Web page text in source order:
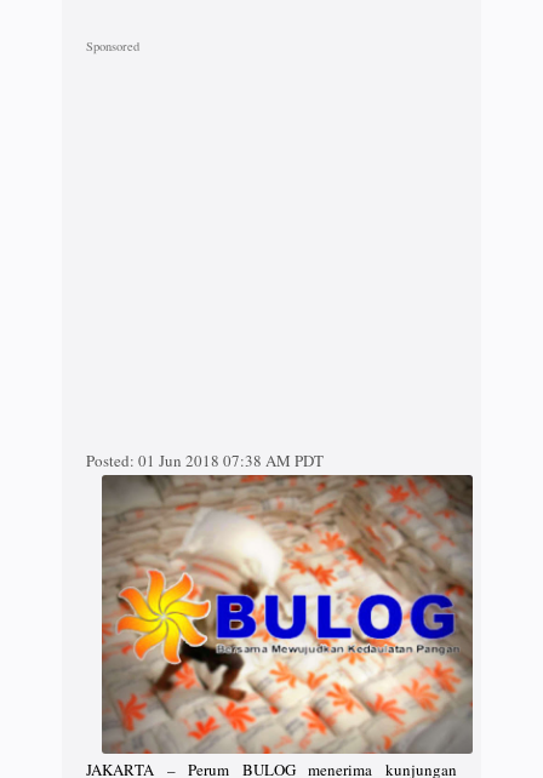
Posted: 01 Jun 2018 07:38 AM PDT
JAKARTA – Perum BULOG menerima kunjungan